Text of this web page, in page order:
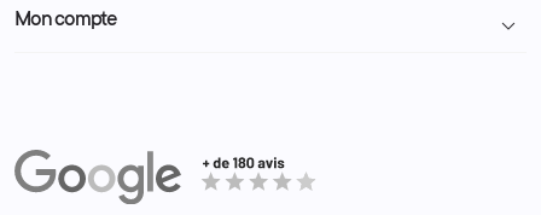
Nous contacter
Administration
Police Municipale | ASVP
Equipements
Bagagerie
Mon compte 
Adresses
Bons de réduction